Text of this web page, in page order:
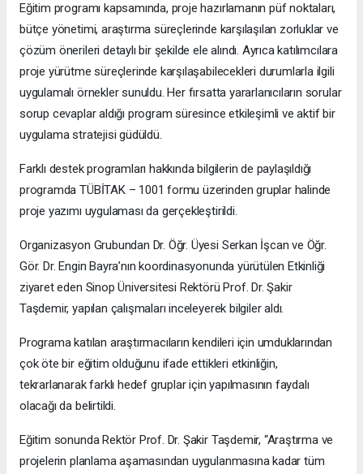
Eğitim programı kapsamında, proje hazırlamanın püf noktaları,
bütçe yönetimi, araştırma süreçlerinde karşılaşılan zorluklar ve
çözüm önerileri detaylı bir şekilde ele alındı. Ayrıca katılımcılara
proje yürütme süreçlerinde karşılaşabilecekleri durumlarla ilgili
uygulamalı örnekler sunuldu. Her fırsatta yararlanıcıların sorular
sorup cevaplar aldığı program süresince etkileşimli ve aktif bir
uygulama stratejisi güdüldü.
Farklı destek programları hakkında bilgilerin de paylaşıldığı
programda TÜBİTAK – 1001 formu üzerinden gruplar halinde
proje yazımı uygulaması da gerçekleştirildi.
Organizasyon Grubundan Dr. Öğr. Üyesi Serkan İşcan ve Öğr.
Gör. Dr. Engin Bayra’nın koordinasyonunda yürütülen Etkinliği
ziyaret eden Sinop Üniversitesi Rektörü Prof. Dr. Şakir
Taşdemir, yapılan çalışmaları inceleyerek bilgiler aldı.
Programa katılan araştırmacıların kendileri için umduklarından
çok öte bir eğitim olduğunu ifade ettikleri etkinliğin,
tekrarlanarak farklı hedef gruplar için yapılmasının faydalı
olacağı da belirtildi.
Eğitim sonunda Rektör Prof. Dr. Şakir Taşdemir, “Araştırma ve
projelerin planlama aşamasından uygulanmasına kadar tüm